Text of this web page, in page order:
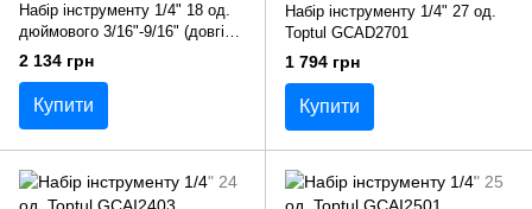
Набір інструменту 1/4" 18 од.
дюймового 3/16"-9/16" (довгі
головки) Toptul GCAD1813
2 134 грн
Купити
Набір інструменту 1/4" 27 од.
Toptul GCAD2701
1 794 грн
Купити